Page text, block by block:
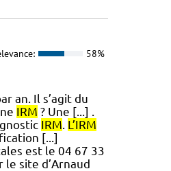
58%
an. Il s’agit du
IRM ? Une [...] .
IRM. L’IRM
[...]
est le 04 67 33
le site d’Arnaud